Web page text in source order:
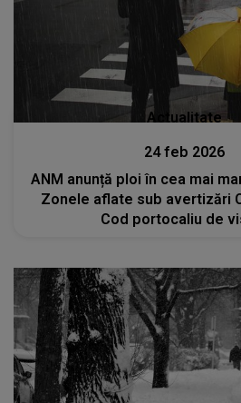
Actualitate
24 feb 2026
ANM anunță ploi în cea mai
Zonele aflate sub avertizări
Cod portocaliu de